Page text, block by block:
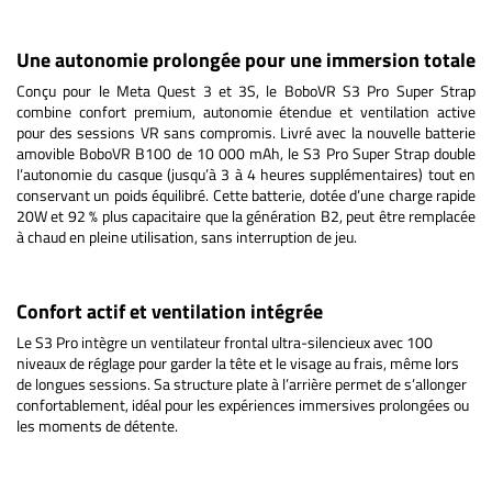
Une autonomie prolongée pour une immersion totale
Conçu pour le Meta Quest 3 et 3S, le BoboVR S3 Pro Super Strap
combine confort premium, autonomie étendue et ventilation active
pour des sessions VR sans compromis. Livré avec la nouvelle batterie
amovible BoboVR B100 de 10 000 mAh, le S3 Pro Super Strap double
l’autonomie du casque (jusqu’à 3 à 4 heures supplémentaires) tout en
conservant un poids équilibré. Cette batterie, dotée d’une charge rapide
20W et 92 % plus capacitaire que la génération B2, peut être remplacée
à chaud en pleine utilisation, sans interruption de jeu.
Confort actif et ventilation intégrée
Le S3 Pro intègre un ventilateur frontal ultra-silencieux avec 100
niveaux de réglage pour garder la tête et le visage au frais, même lors
de longues sessions. Sa structure plate à l’arrière permet de s’allonger
confortablement, idéal pour les expériences immersives prolongées ou
les moments de détente.